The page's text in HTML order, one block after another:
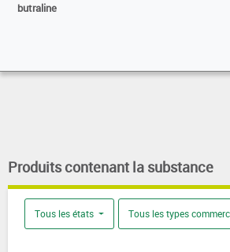
butraline
Produits contenant la substance
Tous les états Tous les types